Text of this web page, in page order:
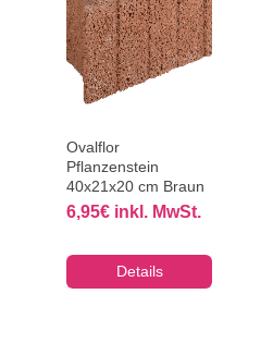
Ovalflor
Pflanzenstein
40x21x20 cm Braun
6,95€ inkl. MwSt.
Details